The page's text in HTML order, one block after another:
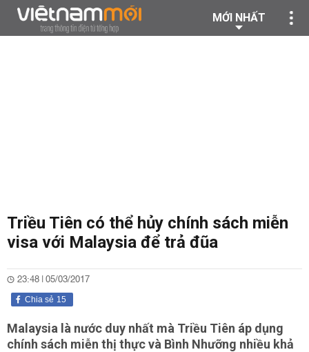
MỚI NHẤT
Triều Tiên có thể hủy chính sách miễn
visa với Malaysia để trả đũa
23:48 | 05/03/2017
15
Chia sẻ
Malaysia là nước duy nhất mà Triều Tiên áp dụng
chính sách miễn thị thực và Bình Nhưỡng nhiều khả